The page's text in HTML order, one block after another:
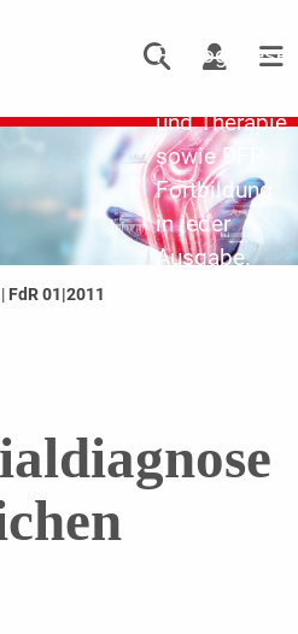
Pathogenese,
und Therapie
sowie DFP-
Fortbildung
in jeder
Ausgabe.
| FdR 01|2011